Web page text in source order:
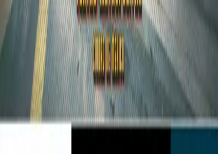
TÉRMINOS Y CONDICIONES
AVISO DE PRIVACIDAD
Accessibility Statement
Aviso de Privacidad Atención Especial Eventos OCESA.
LEGALES
TÉRMINOS Y CONDICIONES
AVISO DE PRIVACIDAD
Accessibility Statement
Aviso de Privacidad Atención Especial Eventos OCESA.